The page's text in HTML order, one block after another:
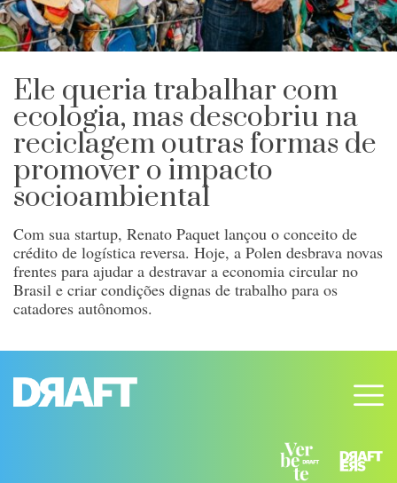
Ele queria trabalhar com
ecologia, mas descobriu na
reciclagem outras formas de
promover o impacto
socioambiental
Com sua startup, Renato Paquet lançou o conceito de
crédito de logística reversa. Hoje, a Polen desbrava novas
frentes para ajudar a destravar a economia circular no
Brasil e criar condições dignas de trabalho para os
catadores autônomos.